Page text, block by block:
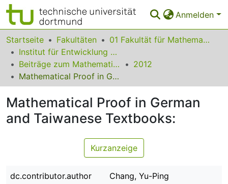
Anmelden
Bereiche & Sammlungen
Das gesamte Repositorium
Statistiken
FAQ
Leitlinien
Zurück zur Startseite
Startseite Fakultäten
01 Fakultät für Mathematik
Institut für Entwicklung und Erforschung des Mathematikunterrichts
Beiträge zum Mathematikunterricht
2012
Mathematical Proof in German and Taiwanese Textbooks:
Mathematical Proof in German
and Taiwanese Textbooks:
Kurzanzeige
dc.contributor.author Chang, Yu-Ping